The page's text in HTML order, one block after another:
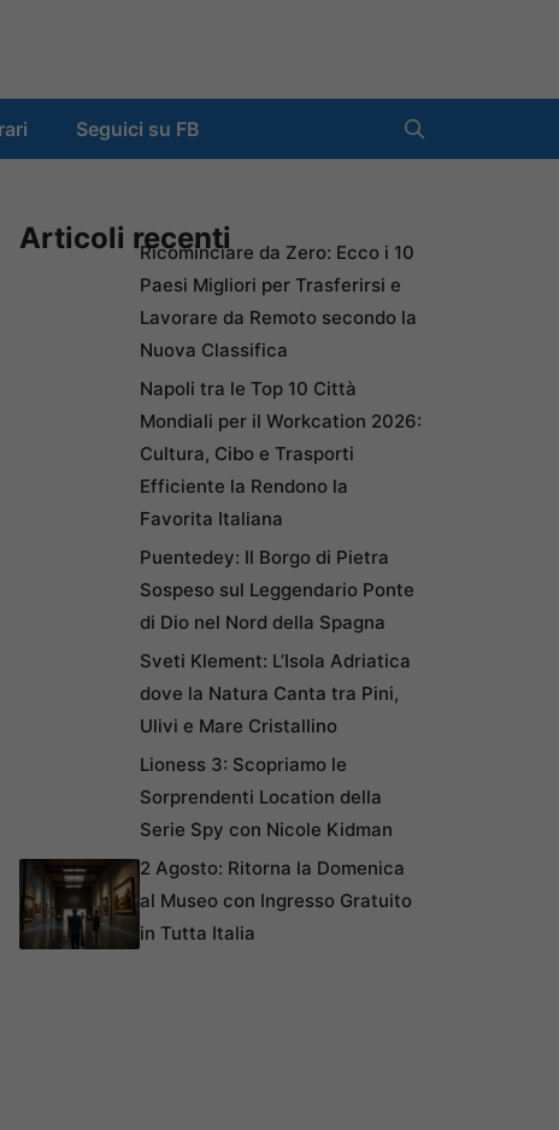
Seguici su FB
Articoli recentiRicominciare da Zero: Ecco i 10
Paesi Migliori per Trasferirsi e
Lavorare da Remoto secondo la
Nuova Classifica
Napoli tra le Top 10 Città
Mondiali per il Workcation 2026:
Cultura, Cibo e Trasporti
Efficiente la Rendono la
Favorita Italiana
Puentedey: Il Borgo di Pietra
Sospeso sul Leggendario Ponte
di Dio nel Nord della Spagna
Sveti Klement: L’Isola Adriatica
dove la Natura Canta tra Pini,
Ulivi e Mare Cristallino
Lioness 3: Scopriamo le
Sorprendenti Location della
Serie Spy con Nicole Kidman
2 Agosto: Ritorna la Domenica
al Museo con Ingresso Gratuito
in Tutta Italia